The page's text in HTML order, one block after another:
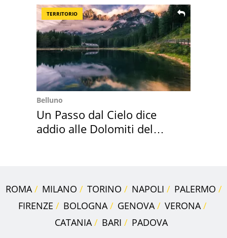
TERRITORIO
Belluno
Un Passo dal Cielo dice
addio alle Dolomiti del
ROMA MILANO TORINO NAPOLI
PALERMO
FIRENZE
BOLOGNA GENOVA
VERONA
CATANIA
BARI PADOVA